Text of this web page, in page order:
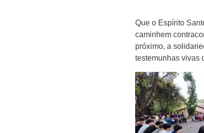
Que o Espírito
caminhem
próximo, a
testemunhas vivas